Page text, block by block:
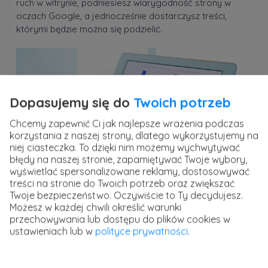
ruch w witrynie, podniesiesz wiarygodność strony w
oczach Google, a jednocześnie dostarczysz treści,
którymi będzie można się podzielić.
YouTube
Dopasujemy się do Twoich potrzeb
Chcemy zapewnić Ci jak najlepsze wrażenia podczas
korzystania z naszej strony, dlatego wykorzystujemy na
niej ciasteczka. To dzięki nim możemy wychwytywać
błędy na naszej stronie, zapamiętywać Twoje wybory,
wyświetlać spersonalizowane reklamy, dostosowywać
treści na stronie do Twoich potrzeb oraz zwiększać
Twoje bezpieczeństwo. Oczywiście to Ty decydujesz.
Możesz w każdej chwili określić warunki
przechowywania lub dostępu do plików cookies w
ustawieniach lub w polityce prywatności.